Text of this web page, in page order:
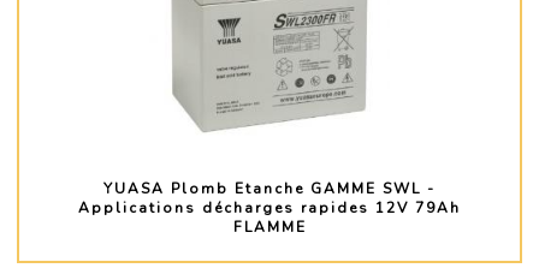
YUASA Plomb Etanche GAMME SWL -
Applications décharges rapides 12V 79Ah
FLAMME